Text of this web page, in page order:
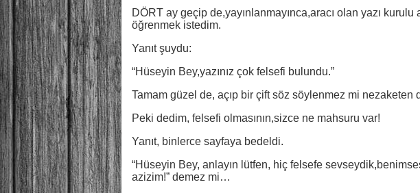
DÖRT ay geçip de,yayınlanmayınca,aracı olan yazı
öğrenmek istedim.
Yanıt şuydu:
“Hüseyin Bey,yazınız çok felsefi bulundu.”
Tamam güzel de, açıp bir çift söz söylenmez mi nezaketen
Peki dedim, felsefi olmasının,sizce ne mahsuru var!
Yanıt, binlerce sayfaya bedeldi.
“Hüseyin Bey, anlayın lütfen, hiç felsefe
azizim!” demez mi…